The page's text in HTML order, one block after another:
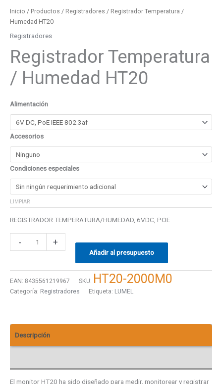
Inicio / Productos / Registradores / Registrador Temperatura /
Humedad HT20
Registradores
Registrador Temperatura
/ Humedad HT20
Alimentación
Accesorios
Condiciones especiales
LIMPIAR
REGISTRADOR TEMPERATURA/HUMEDAD, 6VDC, POE
- +
Añadir al presupuesto
EAN: 8435561219967 SKU: HT20-2000M0
Categoría: Registradores Etiqueta: LUMEL
Descripción
El monitor HT20 ha sido diseñado para medir, monitorear y registrar